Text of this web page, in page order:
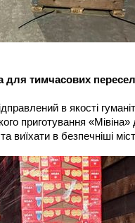
для тимчасових
в якості
приготування
виїхати в безпечніші